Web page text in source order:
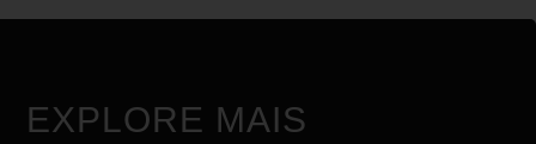
EXPLORE MAIS